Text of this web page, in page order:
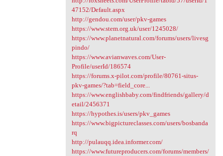
47152/Default.aspx
http://gendou.com/user/pkv-games
https://www.stem.org.uk/user/1245028/
https://www.planetnatural.com/forums/users/livesg
pindo/
https://www.avianwaves.com/User-
Profile/userId/186574
https://forums.x-pilot.com/profile/80761-situs-
pkv-games/?tab=field_core...
https://www.englishbaby.com/findfriends/gallery/d
etail/2456371
https://hypothes.is/users/pkv_games
https://www.bigpictureclasses.com/users/bosbanda
rq
http://pulauqq.idea.informer.com/
https://www.futureproducers.com/forums/members/